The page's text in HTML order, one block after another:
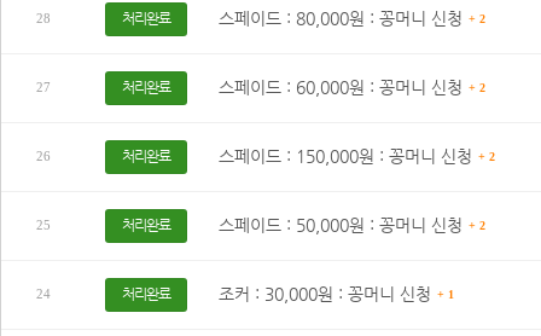
28 처리완료 스페이드 : 80,000원 : 꽁머니 신청 + 2
27 처리완료 스페이드 : 60,000원 : 꽁머니 신청 + 2
26 처리완료 스페이드 : 150,000원 : 꽁머니 신청 + 2
25 처리완료 스페이드 : 50,000원 : 꽁머니 신청 + 2
24 처리완료 조커 : 30,000원 : 꽁머니 신청 + 1